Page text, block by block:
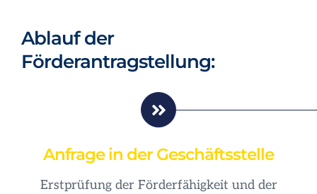
Ablauf der
Förderantragstellung:
Anfrage in der Geschäftsstelle
Erstprüfung der Förderfähigkeit und der